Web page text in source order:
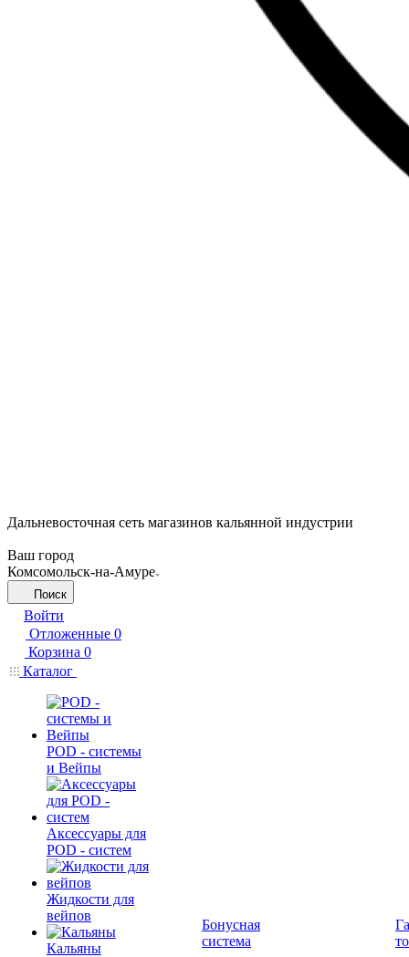
Дальневосточная сеть магазинов кальянной индустрии
Ваш город
Комсомольск-на-Амуре
Поиск
Войти
Отложенные 0
Корзина 0
Каталог
POD - системы
и Вейпы
Аксессуары для
POD - систем
Жидкости для
вейпов
Кальяны
Бонусная
система